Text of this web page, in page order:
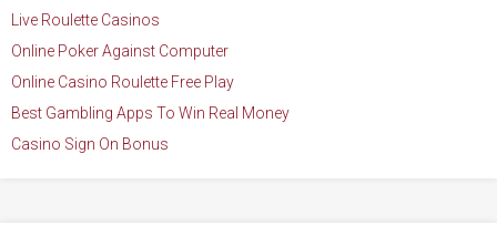
Live Roulette Casinos
Online Poker Against Computer
Online Casino Roulette Free Play
Best Gambling Apps To Win Real Money
Casino Sign On Bonus